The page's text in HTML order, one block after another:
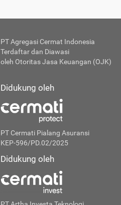
PT Agregasi Cermat Indonesia
Terdaftar dan Diawasi
oleh Otoritas Jasa Keuangan (OJK)
Didukung oleh
PT Cermati Pialang Asuransi
KEP-596/PD.02/2025
Didukung oleh